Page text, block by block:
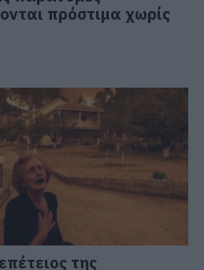
πρόστιμα χωρίς
της